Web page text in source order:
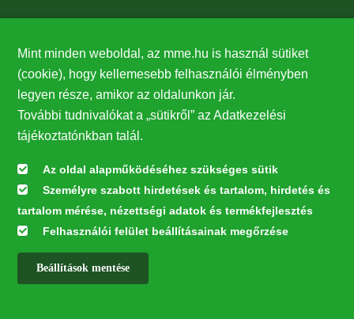
27224
Hírlevél feliratkozás
Értesüljön elsőként legfrissebb híreinkről, eseményeinkről!
Feliratkozás
Mint minden weboldal, az mme.hu is használ sütiket
(cookie), hogy kellemesebb felhasználói élményben
legyen része, amikor az oldalunkon jár.
További tudnivalókat a „sütikről” az Adatkezelési
tájékoztatónkban talál.
Az oldal alapműködéséhez szükséges sütik
Személyre szabott hirdetések és tartalom, hirdetés és
tartalom mérése, nézettségi adatok és termékfejlesztés
Felhasználói felület beállításainak megőrzése
Beállítások mentése